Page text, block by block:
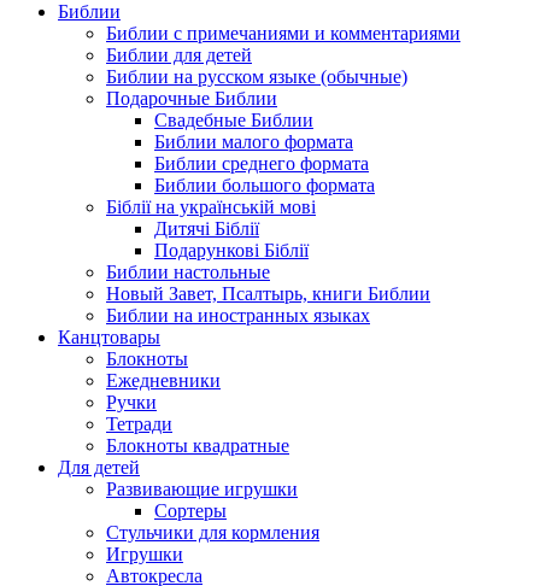
Библии
Библии с примечаниями и комментариями
Библии для детей
Библии на русском языке (обычные)
Подарочные Библии
Свадебные Библии
Библии малого формата
Библии среднего формата
Библии большого формата
Біблії на українській мові
Дитячі Біблії
Подарункові Біблії
Библии настольные
Новый Завет, Псалтырь, книги Библии
Библии на иностранных языках
Канцтовары
Блокноты
Ежедневники
Ручки
Тетради
Блокноты квадратные
Для детей
Развивающие игрушки
Сортеры
Стульчики для кормления
Игрушки
Автокресла